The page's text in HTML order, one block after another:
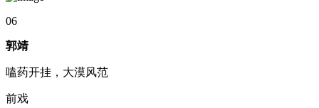
06
郭靖
嗑药开挂，大漠风范
前戏